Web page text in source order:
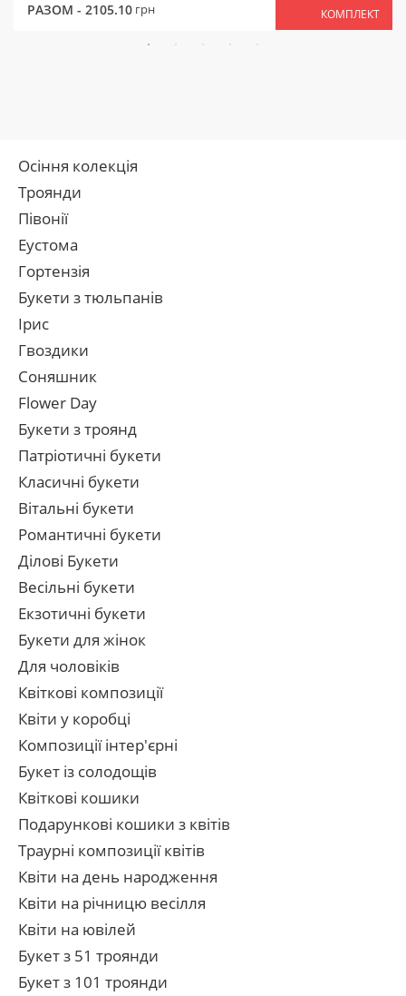
РАЗОМ - 2105.10 грн КОМПЛЕКТ
Осіння колекція
Троянди
Півонії
Еустома
Гортензія
Букети з тюльпанів
Ірис
Гвоздики
Соняшник
Flower Day
Букети з троянд
Патріотичні букети
Класичні букети
Вітальні букети
Романтичні букети
Ділові Букети
Весільні букети
Екзотичні букети
Букети для жінок
Для чоловіків
Квіткові композиції
Квіти у коробці
Композиції інтер'єрні
Букет із солодощів
Квіткові кошики
Подарункові кошики з квітів
Траурні композиції квітів
Квіти на день народження
Квіти на річницю весілля
Квіти на ювілей
Букет з 51 троянди
Букет з 101 троянди